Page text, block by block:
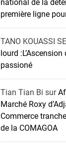
national de la
première ligne
TANO KOUASSI
lourd
passioné
Tian Tian Bi sur
Marché Roxy
Commerce
de la COMAGOA